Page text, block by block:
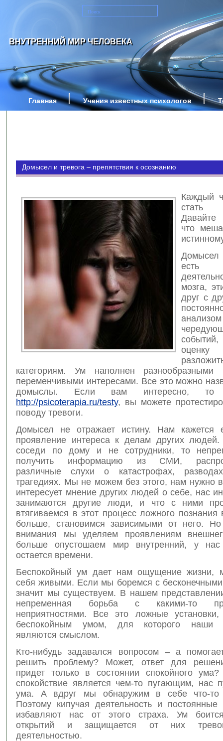
ВНУТРЕННИЙ МИР ЧЕЛОВЕКА
Главная Учения известных психологов
Домысел и тревога – препятствия к осознанию
Каждый
стать
Давайте
что
есть
мозга,
друг с
оценку
категориям. Ум наполнен разнообразными
переменчивыми интересами. Все это можно
домыслы. Если вам интересно,
http://psicoterapia.ru/testy, вы можете
поводу тревоги.
Домысел не отражает истину. Нам кажется
проявление интереса к делам других
соседи по дому и не сотрудники, то
получить информацию из СМИ,
различные слухи о катастрофах,
трагедиях. Мы не можем без этого, нам нужно
интересует мнение других людей о себе, нас
занимаются другие люди, и что с ними
втягиваемся в этот процесс ложного
больше, становимся зависимыми от него.
внимания мы уделяем проявлениям
больше опустошаем мир внутренний, у
остается времени.
Беспокойный ум дает нам ощущение жизни,
себя живыми. Если мы боремся с
значит мы существуем. В нашем
непременная борьба с какими-то
неприятностями. Все это ложные
беспокойным умом, для которого наши
являются смыслом.
Кто-нибудь задавался вопросом – а
решить проблему? Может, ответ для
придет только в состоянии спокойного
спокойствие является чем-то пугающим, нас
ума. А вдруг мы обнаружим в себе что-то
Поэтому кипучая деятельность и постоянные
избавляют нас от этого страха. Ум
открытий и защищается от них
деятельностью.